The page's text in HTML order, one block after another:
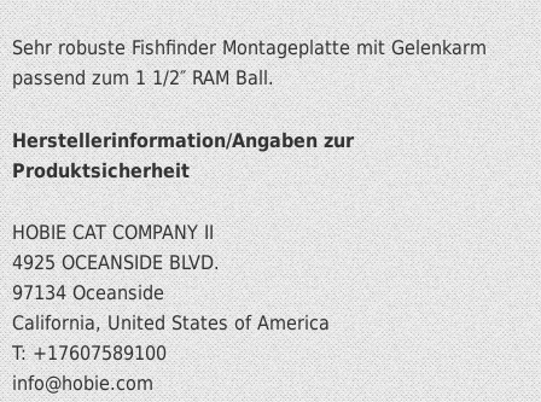
Sehr robuste Fishfinder Montageplatte mit Gelenkarm
passend zum 1 1/2″ RAM Ball.
Herstellerinformation/Angaben zur
Produktsicherheit
HOBIE CAT COMPANY II
4925 OCEANSIDE BLVD.
97134 Oceanside
California, United States of America
T: +17607589100
info@hobie.com